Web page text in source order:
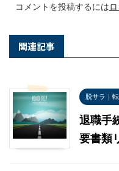
コメントを投稿するには
関連記事
脱サラ｜
退職手
要書類